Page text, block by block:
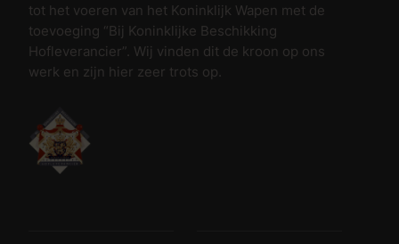
tot het voeren van het Koninklijk Wapen met de
toevoeging “Bij Koninklijke Beschikking
Hofleverancier”. Wij vinden dit de kroon op ons
werk en zijn hier zeer trots op.